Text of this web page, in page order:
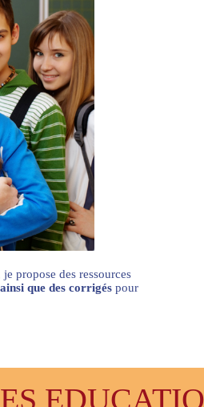
propose des ressources
que des corrigés pour